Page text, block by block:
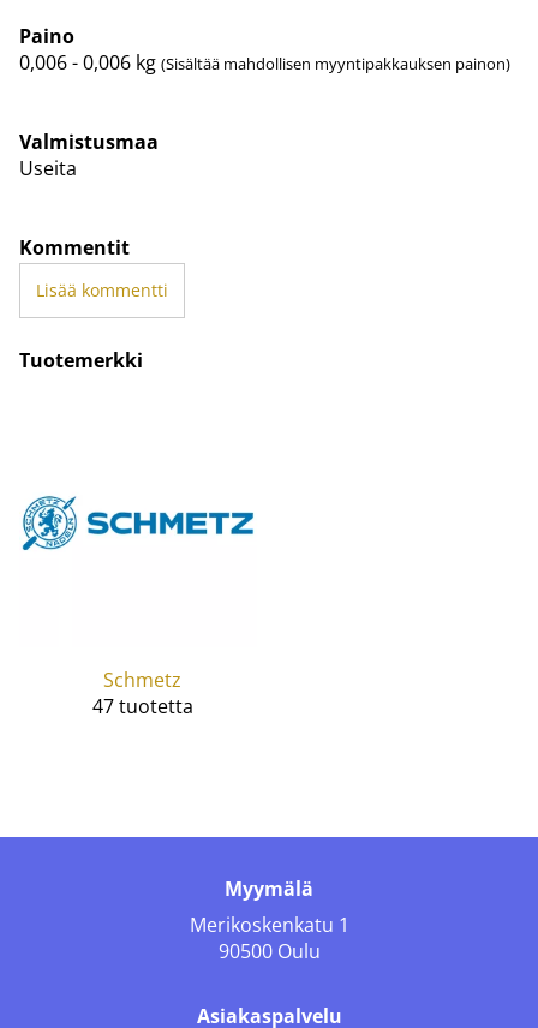
Paino
0,006 - 0,006 kg (Sisältää mahdollisen myyntipakkauksen painon)
Valmistusmaa
Useita
Kommentit
Lisää kommentti
Tuotemerkki
Schmetz
47 tuotetta
Myymälä
Merikoskenkatu 1
90500 Oulu
Asiakaspalvelu